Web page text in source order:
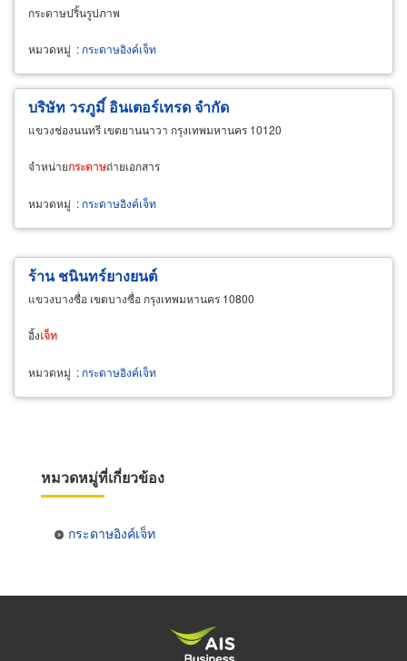
กระดาษปริ้นรูปภาพ
หมวดหมู่ : กระดาษอิงค์เจ็ท
บริษัท วรภูมิ์ อินเตอร์เทรด จำกัด
แขวงช่องนนทรี เขตยานนาวา กรุงเทพมหานคร 10120
จำหน่ายกระดาษถ่ายเอกสาร
หมวดหมู่ : กระดาษอิงค์เจ็ท
ร้าน ชนินทร์ยางยนต์
แขวงบางซื่อ เขตบางซื่อ กรุงเทพมหานคร 10800
อิ้งเจ็ท
หมวดหมู่ : กระดาษอิงค์เจ็ท
หมวดหมู่ที่เกี่ยวข้อง
กระดาษอิงค์เจ็ท